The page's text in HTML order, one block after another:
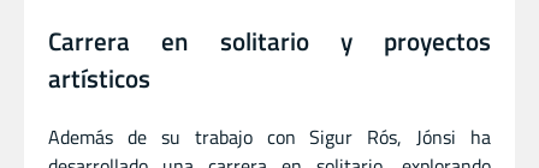
Carrera en solitario y proyectos
artísticos
Además de su trabajo con Sigur Rós, Jónsi ha